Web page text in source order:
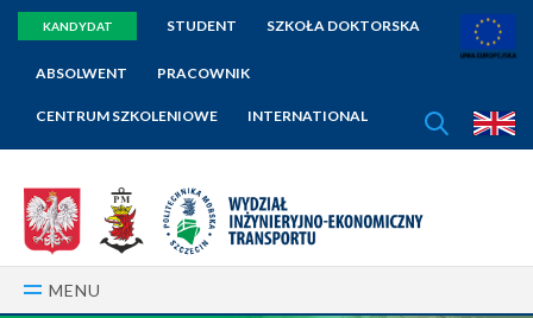
KANDYDAT STUDENT SZKOŁA DOKTORSKA
ABSOLWENT PRACOWNIK
CENTRUM SZKOLENIOWE INTERNATIONALSZUKAJ
MENU